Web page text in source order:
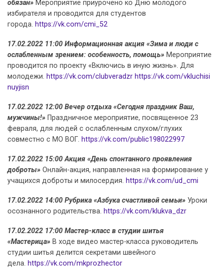
обязан» Мероприятие приурочено ко Дню молодого
избирателя и проводится для студентов
города. https://vk.com/cmi_52
17.02.2022 11:00 Информационная акция «Зима и люди с
ослабленным зрением: особенность, помощь» Мероприятие
проводится по проекту «Включись в иную жизнь». Для
молодежи. https://vk.com/clubveradzr https://vk.com/vkluchisi
nuyjisn
17.02.2022 12:00 Вечер отдыха «Сегодня праздник Ваш,
мужчины!» Праздничное мероприятие, посвященное 23
февраля, для людей с ослабленным слухом/глухих
совместно с МО ВОГ. https://vk.com/public198022997
17.02.2022 15:00 Акция «День спонтанного проявления
доброты» Онлайн-акция, направленная на формирование у
учащихся доброты и милосердия. https://vk.com/ud_cmi
17.02.2022 14:00 Рубрика «Азбука счастливой семьи» Уроки
осознанного родительства. https://vk.com/klukva_dzr
17.02.2022 17:00 Мастер-класс в студии шитья
«Мастерица» В ходе видео мастер-класса руководитель
студии шитья делится секретами швейного
дела. https://vk.com/mkprozhector